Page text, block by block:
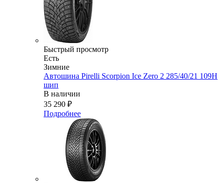
Быстрый просмотр
Есть
Зимние
Автошина Pirelli Scorpion Ice Zero 2 285/40/21 109H
шип
В наличии
35 290 ₽
Подробнее